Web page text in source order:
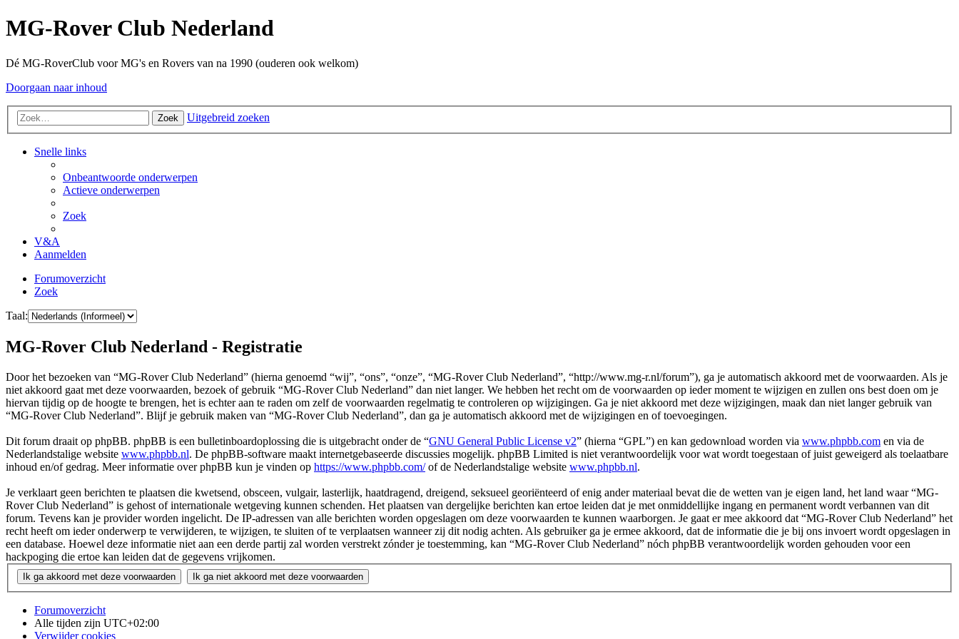
MG-Rover Club Nederland
Dé MG-RoverClub voor MG's en Rovers van na 1990 (ouderen ook welkom)
Doorgaan naar inhoud
Zoek Uitgebreid zoeken
Snelle links
Onbeantwoorde onderwerpen
Actieve onderwerpen
Zoek
V&A
Aanmelden
Forumoverzicht
Zoek
Taal:
MG-Rover Club Nederland - Registratie
Door het bezoeken van “MG-Rover Club Nederland” (hierna genoemd “wij”, “ons”, “onze”, “MG-Rover Club Nederland”, “http://www.mg-r.nl/forum”), ga je automatisch akkoord met de voorwaarden. Als je
niet akkoord gaat met deze voorwaarden, bezoek of gebruik “MG-Rover Club Nederland” dan niet langer. We hebben het recht om de voorwaarden op ieder moment te wijzigen en zullen ons best doen om je
hiervan tijdig op de hoogte te brengen, het is echter aan te raden om zelf de voorwaarden regelmatig te controleren op wijzigingen. Ga je niet akkoord met deze wijzigingen, maak dan niet langer gebruik van
“MG-Rover Club Nederland”. Blijf je gebruik maken van “MG-Rover Club Nederland”, dan ga je automatisch akkoord met de wijzigingen en of toevoegingen.
Dit forum draait op phpBB. phpBB is een bulletinboardoplossing die is uitgebracht onder de “GNU General Public License v2” (hierna “GPL”) en kan gedownload worden via www.phpbb.com en via de
Nederlandstalige website www.phpbb.nl. De phpBB-software maakt internetgebaseerde discussies mogelijk. phpBB Limited is niet verantwoordelijk voor wat wordt toegestaan of juist geweigerd als toelaatbare
inhoud en/of gedrag. Meer informatie over phpBB kun je vinden op https://www.phpbb.com/of de Nederlandstalige website www.phpbb.nl.
Je verklaart geen berichten te plaatsen die kwetsend, obsceen, vulgair, lasterlijk, haatdragend, dreigend, seksueel georiënteerd of enig ander materiaal bevat die de wetten van je eigen land, het land waar “MG-
Rover Club Nederland” is gehost of internationale wetgeving kunnen schenden. Het plaatsen van dergelijke berichten kan ertoe leiden dat je met onmiddellijke ingang en permanent wordt verbannen van dit
forum. Tevens kan je provider worden ingelicht. De IP-adressen van alle berichten worden opgeslagen om deze voorwaarden te kunnen waarborgen. Je gaat er mee akkoord dat “MG-Rover Club Nederland” het
recht heeft om ieder onderwerp te verwijderen, te wijzigen, te sluiten of te verplaatsen wanneer zij dit nodig achten. Als gebruiker ga je ermee akkoord, dat de informatie die je bij ons invoert wordt opgeslagen in
een database. Hoewel deze informatie niet aan een derde partij zal worden verstrekt zónder je toestemming, kan “MG-Rover Club Nederland” nóch phpBB verantwoordelijk worden gehouden voor een
hackpoging die ertoe kan leiden dat de gegevens vrijkomen.
Forumoverzicht
Alle tijden zijn UTC+02:00
Verwijder cookies